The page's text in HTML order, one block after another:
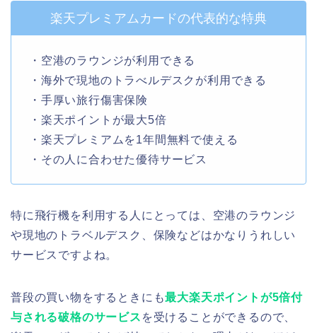
楽天プレミアムカードの代表的な特典
・空港のラウンジが利用できる
・海外で現地のトラべルデスクが利用できる
・手厚い旅行傷害保険
・楽天ポイントが最大5倍
・楽天プレミアムを1年間無料で使える
・その人に合わせた優待サービス
特に飛行機を利用する人にとっては、空港のラウンジ
や現地のトラベルデスク、保険などはかなりうれしい
サービスですよね。
普段の買い物をするときにも最大楽天ポイントが5倍付
与される破格のサービス を受けることができるので、